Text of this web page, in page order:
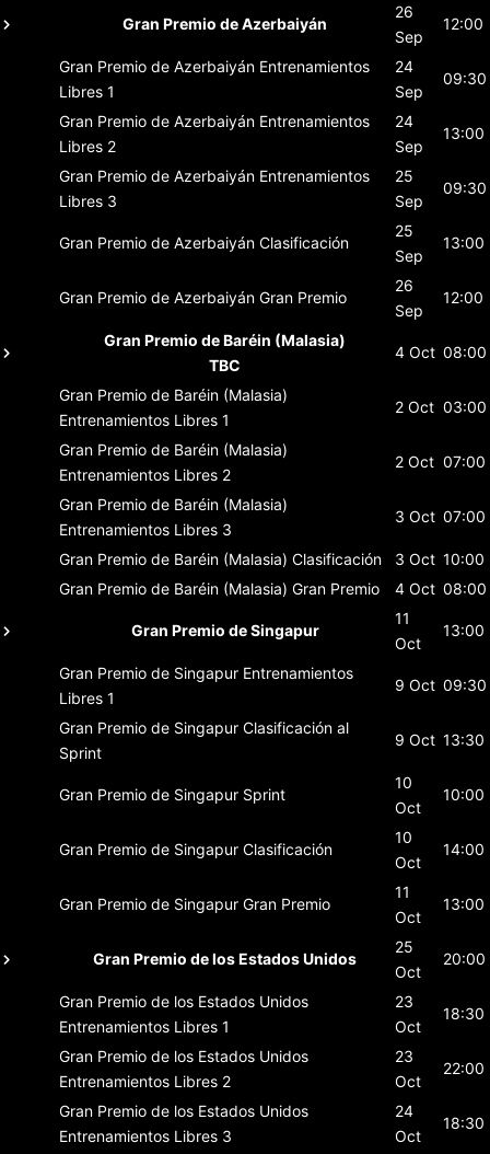
Gran Premio de Azerbaiyán
26
Sep
12:00
Gran Premio de Azerbaiyán Entrenamientos
Libres 1
24
Sep
09:30
Gran Premio de Azerbaiyán Entrenamientos
Libres 2
24
Sep
13:00
Gran Premio de Azerbaiyán Entrenamientos
Libres 3
25
Sep
09:30
Gran Premio de Azerbaiyán Clasificación
25
Sep
13:00
Gran Premio de Azerbaiyán Gran Premio
26
Sep
12:00
Gran Premio de Baréin (Malasia)
TBC
4 Oct 08:00
Gran Premio de Baréin (Malasia)
Entrenamientos Libres 1
2 Oct 03:00
Gran Premio de Baréin (Malasia)
Entrenamientos Libres 2
2 Oct 07:00
Gran Premio de Baréin (Malasia)
Entrenamientos Libres 3
3 Oct 07:00
Gran Premio de Baréin (Malasia) Clasificación 3 Oct 10:00
Gran Premio de Baréin (Malasia) Gran Premio 4 Oct 08:00
Gran Premio de Singapur
11
Oct
13:00
Gran Premio de Singapur Entrenamientos
Libres 1
9 Oct 09:30
Gran Premio de Singapur Clasificación al
Sprint
9 Oct 13:30
Gran Premio de Singapur Sprint
10
Oct
10:00
Gran Premio de Singapur Clasificación
10
Oct
14:00
Gran Premio de Singapur Gran Premio
11
Oct
13:00
Gran Premio de los Estados Unidos
25
Oct
20:00
Gran Premio de los Estados Unidos
Entrenamientos Libres 1
23
Oct
18:30
Gran Premio de los Estados Unidos
Entrenamientos Libres 2
23
Oct
22:00
Gran Premio de los Estados Unidos
Entrenamientos Libres 3
24
Oct
18:30